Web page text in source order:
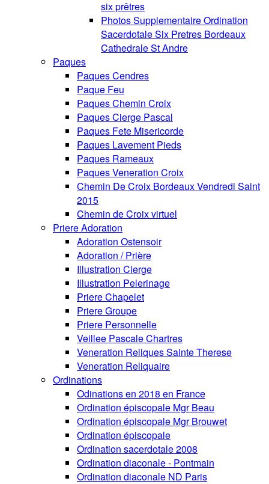
six prêtres
Photos Supplementaire Ordination
Sacerdotale Six Pretres Bordeaux
Cathedrale St Andre
Paques
Paques Cendres
Paque Feu
Paques Chemin Croix
Paques Cierge Pascal
Paques Fete Misericorde
Paques Lavement Pieds
Paques Rameaux
Paques Veneration Croix
Chemin De Croix Bordeaux Vendredi Saint
2015
Chemin de Croix virtuel
Priere Adoration
Adoration Ostensoir
Adoration / Prière
Illustration Cierge
Illustration Pelerinage
Priere Chapelet
Priere Groupe
Priere Personnelle
Veillee Pascale Chartres
Veneration Reliques Sainte Therese
Veneration Reliquaire
Ordinations
Odinations en 2018 en France
Ordination épiscopale Mgr Beau
Ordination épiscopale Mgr Brouwet
Ordination épiscopale
Ordination sacerdotale 2008
Ordination diaconale - Pontmain
Ordination diaconale ND Paris